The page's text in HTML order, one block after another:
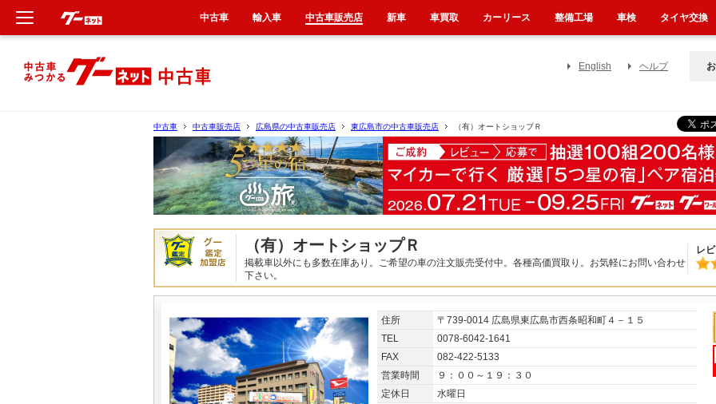
English ヘルプ
中古車 中古車販売店 広島県の中古車販売店 東広島市の中古車販売店 （有）オートショップＲ
（有）オートショップＲ
掲載車以外にも多数在庫あり。ご希望の車の注文販売受付中。各種高価買取り。お気軽にお問い合わせ
下さい。
レ
住所
〒739-0014 広島県東広島市西条昭和町４－１５
TEL
0078-6042-1641
FAX
082-422-5133
営業時間
９：００～１９：３０
定休日
水曜日
中古車 輸入車 中古車販売店 新車 車買取 カーリース 整備工場 車検 タイヤ交換
新車